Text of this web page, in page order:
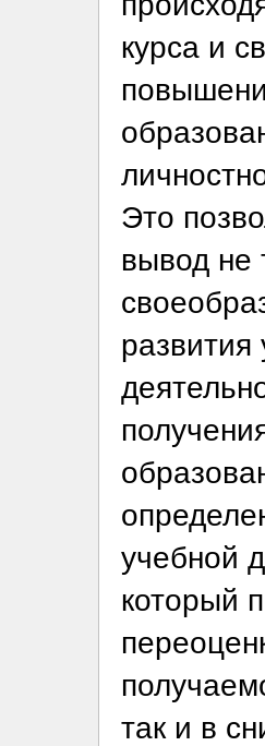
курса и
Это
вывод не
развития
учебной
который
так и в